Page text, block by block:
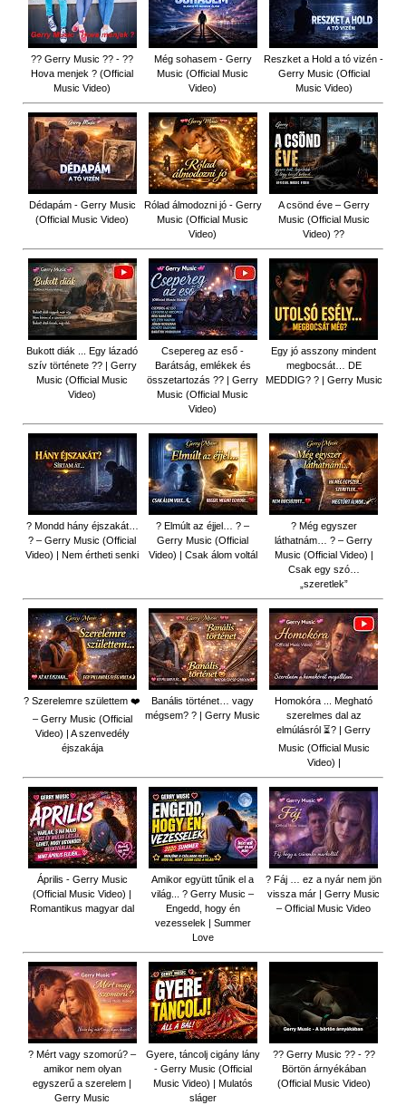
?? Gerry Music ?? - ??
Hova menjek ? (Official
Music Video)
Még sohasem - Gerry
Music (Official Music
Video)
Reszket a Hold a tó vizén -
Gerry Music (Official
Music Video)
Dédapám - Gerry Music
(Official Music Video)
Rólad álmodozni jó - Gerry
Music (Official Music
Video)
A csönd éve – Gerry
Music (Official Music
Video) ??
Bukott diák ... Egy lázadó
szív története ?? | Gerry
Music (Official Music
Video)
Csepereg az eső -
Barátság, emlékek és
összetartozás ?️? | Gerry
Music (Official Music
Video)
Egy jó asszony mindent
megbocsát… DE
MEDDIG? ? | Gerry Music
? Mondd hány éjszakát…
? – Gerry Music (Official
Video) | Nem értheti senki
? Elmúlt az éjjel… ? –
Gerry Music (Official
Video) | Csak álom voltál
? Még egyszer
láthatnám… ? – Gerry
Music (Official Video) |
Csak egy szó…
„szeretlek”
? Szerelemre születtem ❤️
– Gerry Music (Official
Video) | A szenvedély
éjszakája
Banális történet… vagy
mégsem? ? | Gerry Music
Homokóra ... Megható
szerelmes dal az
elmúlásról ⏳? | Gerry
Music (Official Music
Video) |
Április - Gerry Music
(Official Music Video) |
Romantikus magyar dal
Amikor együtt tűnik el a
világ... ? Gerry Music –
Engedd, hogy én
vezesselek | Summer
Love
? Fáj … ez a nyár nem jön
vissza már | Gerry Music
– Official Music Video
? Mért vagy szomorú? –
amikor nem olyan
egyszerű a szerelem |
Gerry Music
Gyere, táncolj cigány lány
- Gerry Music (Official
Music Video) | Mulatós
sláger
?? Gerry Music ?? - ??
Börtön árnyékában
(Official Music Video)